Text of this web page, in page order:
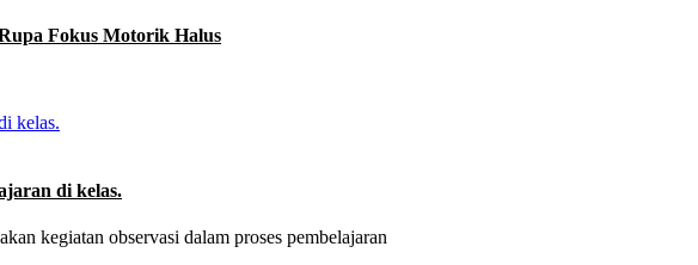
Fokus Motorik Halus
di kelas.
kegiatan observasi dalam proses pembelajaran